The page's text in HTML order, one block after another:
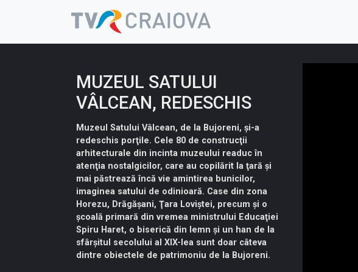
MUZEUL SATULUI
VÂLCEAN, REDESCHIS
Muzeul Satului Vâlcean, de la Bujoreni, şi-a
redeschis porţile. Cele 80 de construcţii
arhitecturale din incinta muzeului readuc în
atenţia nostalgicilor, care au copilărit la ţară şi
mai păstrează încă vie amintirea bunicilor,
imaginea satului de odinioară. Case din zona
Horezu, Drăgăşani, Ţara Loviştei, precum şi o
şcoală primară din vremea ministrului Educaţiei
Spiru Haret, o biserică din lemn şi un han de la
sfârşitul secolului al XIX-lea sunt doar câteva
dintre obiectele de patrimoniu de la Bujoreni.